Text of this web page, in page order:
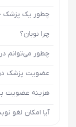
چطور یک پزشک
چرا نوبان؟
چطور می‌توانم
عضویت پزشک در
هزینه عضویت
آیا امکان لغو